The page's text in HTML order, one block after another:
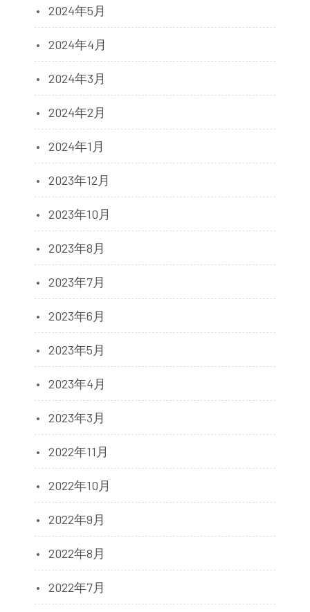
2024年5月
2024年4月
2024年3月
2024年2月
2024年1月
2023年12月
2023年10月
2023年8月
2023年7月
2023年6月
2023年5月
2023年4月
2023年3月
2022年11月
2022年10月
2022年9月
2022年8月
2022年7月